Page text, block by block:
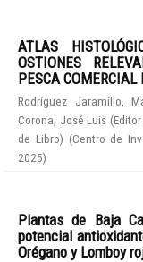
ATLAS
OSTIONES
PESCA COMERCIAL
Rodríguez Jaramillo,
Corona, José Luis
de Libro) (Centro de
2025)
Plantas de Baja
potencial
Orégano y Lomboy